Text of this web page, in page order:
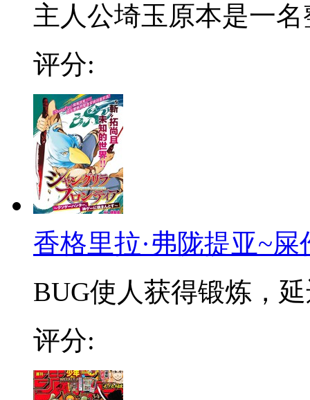
主人公埼玉原本是一名
评分:
香格里拉·弗陇提亚~
BUG使人获得锻炼，
评分: